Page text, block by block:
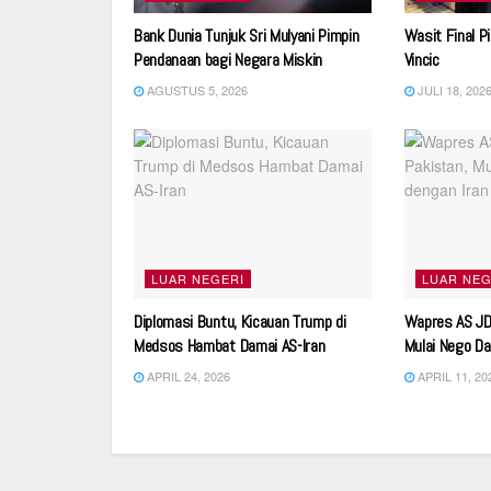
Bank Dunia Tunjuk Sri Mulyani Pimpin
Pendanaan bagi Negara Miskin
AGUSTUS 5, 2026
Wasit Final
Vincic
JULI 18, 2026
LUAR NEGERI
Diplomasi Buntu, Kicauan Trump di
Medsos Hambat Damai AS-Iran
APRIL 24, 2026
LUAR
Wapres AS
Mulai Nego
APRIL 11,